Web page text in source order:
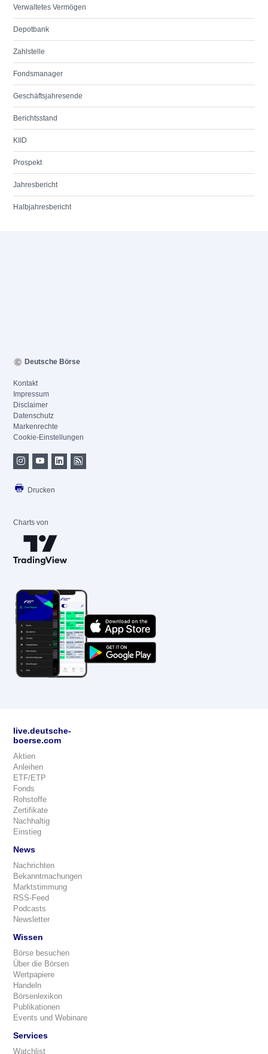
Verwaltetes Vermögen
Depotbank
Zahlstelle
Fondsmanager
Geschäftsjahresende
Berichtsstand
KIID
Prospekt
Jahresbericht
Halbjahresbericht
Deutsche Börse
Kontakt
Impressum
Disclaimer
Datenschutz
Markenrechte
Cookie-Einstellungen
Drucken
Charts von
live.deutsche-
boerse.com
Aktien
Anleihen
ETF/ETP
Fonds
Rohstoffe
Zertifikate
Nachhaltig
Einstieg
News
Nachrichten
Bekanntmachungen
Marktstimmung
RSS-Feed
Podcasts
Newsletter
Wissen
Börse besuchen
Über die Börsen
Wertpapiere
Handeln
Börsenlexikon
Publikationen
Events und Webinare
Services
Watchlist